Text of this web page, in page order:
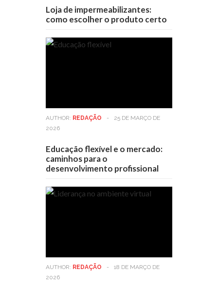
Loja de impermeabilizantes:
como escolher o produto certo
AUTHOR: REDAÇÃO -
25 DE MARÇO DE
2026
Educação flexível e o mercado:
caminhos para o
desenvolvimento profissional
AUTHOR: REDAÇÃO -
18 DE MARÇO DE
2026